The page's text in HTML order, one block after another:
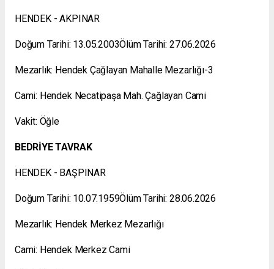
HENDEK - AKPINAR
Doğum Tarihi: 13.05.2003Ölüm Tarihi: 27.06.2026
Mezarlık: Hendek Çağlayan Mahalle Mezarlığı-3
Cami: Hendek Necatipaşa Mah. Çağlayan Cami
Vakit: Öğle
BEDRİYE TAVRAK
HENDEK - BAŞPINAR
Doğum Tarihi: 10.07.1959Ölüm Tarihi: 28.06.2026
Mezarlık: Hendek Merkez Mezarlığı
Cami: Hendek Merkez Cami